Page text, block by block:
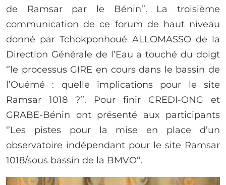
de Ramsar par le Bénin’’. La troisième
communication de ce forum de haut niveau
donné par Tchokponhoué ALLOMASSO de la
Direction Générale de l’Eau a touché du doigt
‘’le processus GIRE en cours dans le bassin de
l’Ouémé : quelle implications pour le site
Ramsar 1018 ?’’. Pour finir CREDI-ONG et
GRABE-Bénin ont présenté aux participants
‘’Les pistes pour la mise en place d’un
observatoire indépendant pour le site Ramsar
1018/sous bassin de la BMVO’’.